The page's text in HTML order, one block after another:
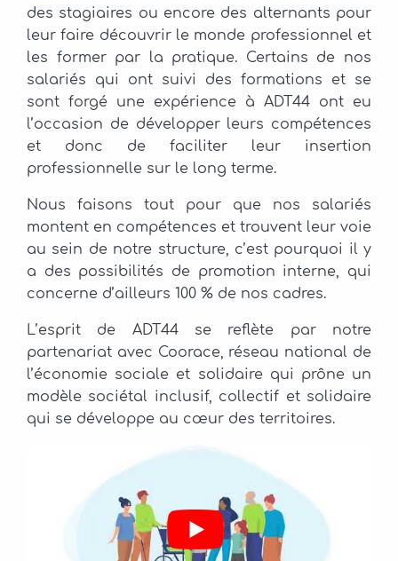
des stagiaires ou encore des alternants pour
leur faire découvrir le monde professionnel et
les former par la pratique. Certains de nos
salariés qui ont suivi des formations et se
sont forgé une expérience à ADT44 ont eu
l’occasion de développer leurs compétences
et donc de faciliter leur insertion
professionnelle sur le long terme.
Nous faisons tout pour que nos salariés
montent en compétences et trouvent leur voie
au sein de notre structure, c’est pourquoi il y
a des possibilités de promotion interne, qui
concerne d’ailleurs 100 % de nos cadres.
L’esprit de ADT44 se reflète par notre
partenariat avec Coorace, réseau national de
l’économie sociale et solidaire qui prône un
modèle sociétal inclusif, collectif et solidaire
qui se développe au cœur des territoires.